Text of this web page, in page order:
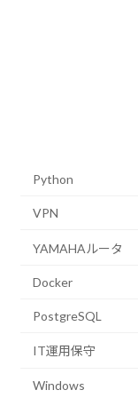
Python
VPN
YAMAHAルータ
Docker
PostgreSQL
IT運用保守
Windows